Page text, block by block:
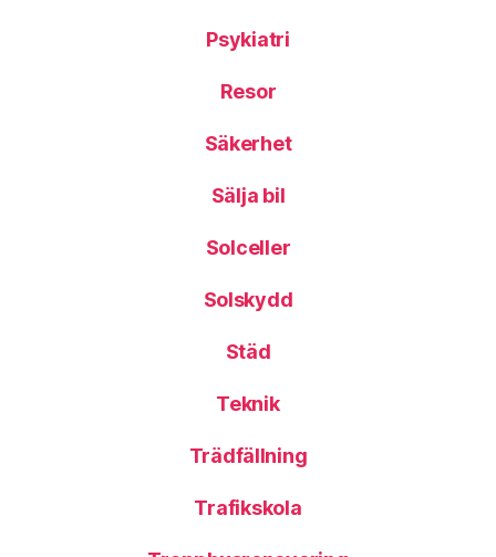
Psykiatri
Resor
Säkerhet
Sälja bil
Solceller
Solskydd
Städ
Teknik
Trädfällning
Trafikskola